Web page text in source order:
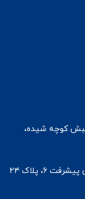
نبش کوچه شیده،
۶، پلاک ۲۴